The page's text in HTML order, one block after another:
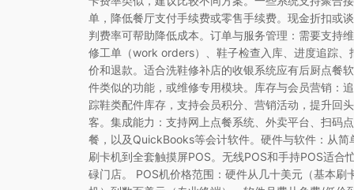
单，降低餐厅支付手续费或零售手续费。现金折扣或谈
判费率可帮助降低成本。订单与服务管理：需要支持维
修工单（work orders）、鞋子检查入库、进度追踪、
价和退款。适合洗鞋修补店的收银系统应有后厨点餐软
件类似的功能，或维修专用模块。库存与会员营销：追
踪鞋类配件库存，支持会员积分、营销活动，提升回头
客。集成能力：支持网上点餐系统、外卖平台、扫码点
餐，以及QuickBooks等会计软件。硬件与软件：从简
刷卡机到全套触摸屏POS。无线POS和手持POS适合
碌门店。 POS机价格范围：硬件从几十美元（基本刷